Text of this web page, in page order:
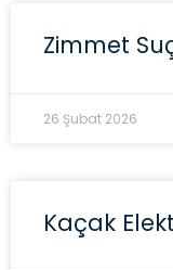
Zimmet
26 Şubat 2026
Kaçak